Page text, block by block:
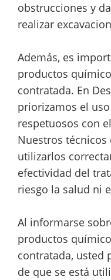
obstrucciones y
realizar
Además, es
productos
contratada. En
priorizamos el
respetuosos con
Nuestros técnicos
utilizarlos
efectividad del
riesgo la salud ni
Al informarse
productos
contratada, usted
de que se está